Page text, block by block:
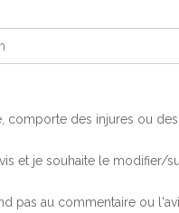
comporte des injures ou
et je souhaite le modifier/
pas au commentaire ou